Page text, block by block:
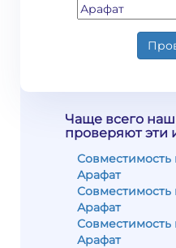
Чаще всего
проверяют эти
Арафат
Арафат
Совместимость
Арафат